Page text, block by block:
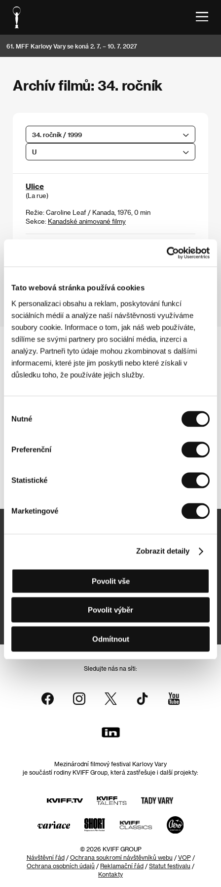
Tato webová stránka používá cookies
K personalizaci obsahu a reklam, poskytování funkcí
sociálních médií a analýze naší návštěvnosti využíváme
soubory cookie. Informace o tom, jak náš web používáte,
sdílíme se svými partnery pro sociální média, inzerci a
analýzy. Partneři tyto údaje mohou zkombinovat s dalšími
informacemi, které jste jim poskytli nebo které získali v
důsledku toho, že používáte jejich služby.
souhlasu
Nutné
Preferenční
Statistické
Marketingové
Zobrazit detaily
Povolit vše
Povolit výběr
Odmítnout
61. MFF Karlovy Vary se koná 2. 7. – 10. 7. 2027
Archív filmů: 34. ročník
34. ročník / 1999
U
Ulice
(La rue)
Režie: Caroline Leaf / Kanada, 1976, 0 min
Sekce: Kanadské animované filmy
Přihlásit se k odběru
Přihlášením souhlasím sezpracováním osobních údajů
Sledujte nás na síti:
Mezinárodní filmový festival Karlovy Vary
je součástí rodiny KVIFF Group, která zastřešuje i další projekty:
© 2026 KVIFF GROUP
Návštěvní řád/ Ochrana soukromí návštěvníků webu / VOP/
Ochrana osobních údajů / Reklamační řád / Statut festivalu /
Kontakty